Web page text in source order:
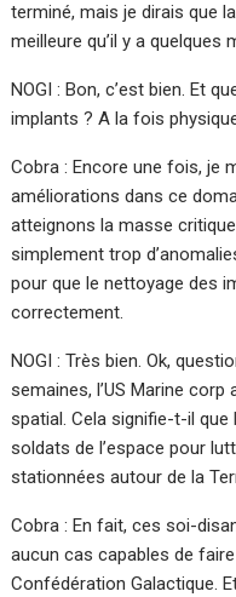
terminé, mais je dirais que
meilleure qu’il y a quelques
NOGI : Bon, c’est bien. Et
implants ? A la fois
Cobra : Encore une fois, je
améliorations dans ce
atteignons la masse
simplement trop
pour que le nettoyage des
correctement.
NOGI : Très bien. Ok,
semaines, l’US Marine
spatial. Cela signifie-t-il
soldats de l’espace pour
stationnées autour de la
Cobra : En fait, ces soi-
aucun cas capables de
Confédération Galactique.